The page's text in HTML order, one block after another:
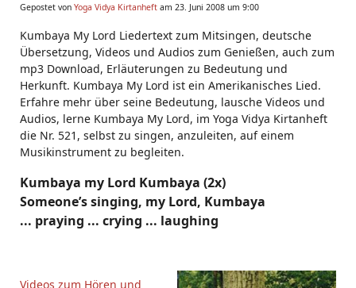
Gepostet von Yoga Vidya Kirtanheft am 23. Juni 2008 um 9:00
Kumbaya My Lord Liedertext zum Mitsingen, deutsche
Übersetzung, Videos und Audios zum Genießen, auch zum
mp3 Download, Erläuterungen zu Bedeutung und
Herkunft. Kumbaya My Lord ist ein Amerikanisches Lied.
Erfahre mehr über seine Bedeutung, lausche Videos und
Audios, lerne Kumbaya My Lord, im Yoga Vidya Kirtanheft
die Nr. 521, selbst zu singen, anzuleiten, auf einem
Musikinstrument zu begleiten.
Kumbaya my Lord Kumbaya (2x)
Someone’s singing, my Lord, Kumbaya
... praying ... crying ... laughing
Videos zum Hören und